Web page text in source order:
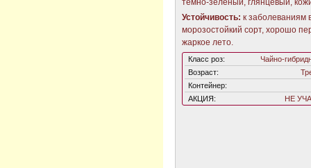
темно-зеленый, глянцевый,
Устойчивость: к заболеваниям
морозостойкий сорт, хорошо
жаркое лето.
Класс роз:
Чайно-
Возраст:
Контейнер:
АКЦИЯ:
НЕ